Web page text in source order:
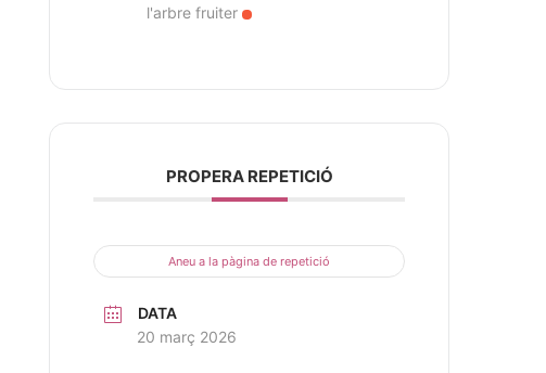
l'arbre fruiter
PROPERA REPETICIÓ
Aneu a la pàgina de repetició
DATA
20 març 2026